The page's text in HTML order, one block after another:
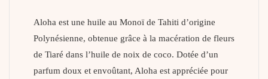
Aloha est une huile au Monoï de Tahiti d’origine
Polynésienne, obtenue grâce à la macération de fleurs
de Tiaré dans l’huile de noix de coco. Dotée d’un
parfum doux et envoûtant, Aloha est appréciée pour